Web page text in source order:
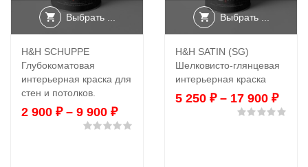
Выбрать ...
H&H SCHUPPE
Глубокоматовая
интерьерная краска для
стен и потолков.
2 900 ₽– 9 900 ₽
Выбрать ...
H&H SATIN (SG)
Шелковисто-глянцевая
интерьерная краска
5 250 ₽– 17 900 ₽